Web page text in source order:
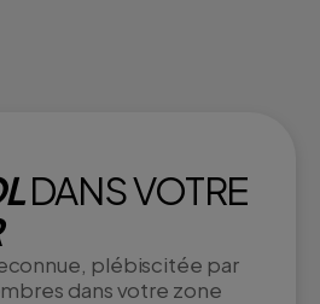
DANS VOTRE
plébiscitée par
dans votre zone